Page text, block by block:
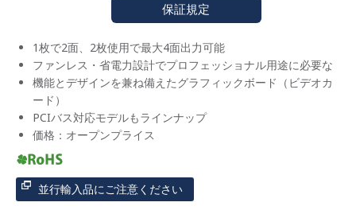
保証規定
1枚で2面、2枚使用で最大4面出力可能
ファンレス・省電力設計でプロフェッショナル用途に必要な
機能とデザインを兼ね備えたグラフィックボード（ビデオカ
ード）
PCIバス対応モデルもラインナップ
価格：オープンプライス
並行輸入品にご注意ください